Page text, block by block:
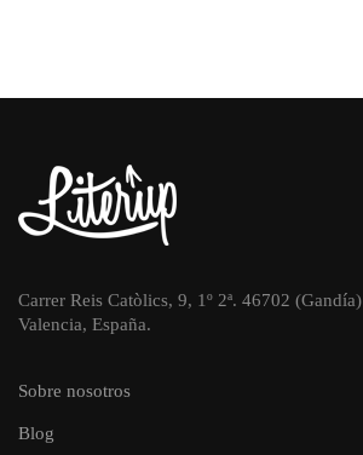
Carrer Reis Catòlics, 9, 1º 2ª. 46702 (Gandía)
Valencia, España.
Sobre nosotros
Blog